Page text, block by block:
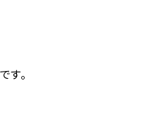
す。